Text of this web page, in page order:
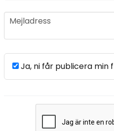
email
Mejladress
Ja, ni får publicera min